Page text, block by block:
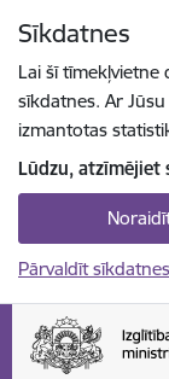
Sīkdatnes
Lai šī
sīkdatnes. Ar
izmantotas
Lūdzu, atzīmējiet
Pārvaldīt sīkdatnes